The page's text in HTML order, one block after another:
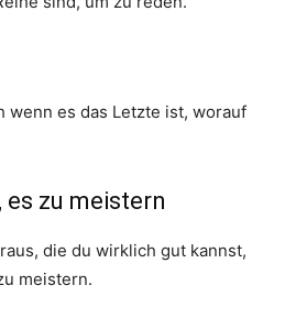
wenn es das Letzte ist, worauf
es zu meistern
die du wirklich gut kannst,
meistern.